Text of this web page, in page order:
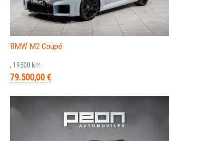
BMW M2 Coupé
, 19500 km
79.500,00 €